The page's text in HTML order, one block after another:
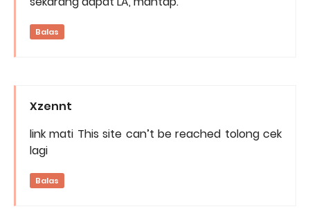
Balas
Xzennt
link mati This site can’t be reached tolong cek
lagi
Balas